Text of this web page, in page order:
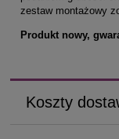
zestaw montażowy
Produkt nowy,
Koszty
Cena nie zawiera